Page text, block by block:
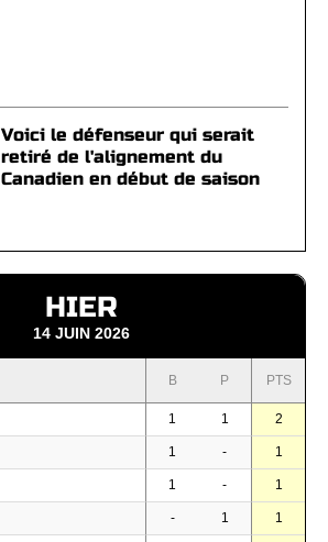
Voici le défenseur qui serait
retiré de l'alignement du
Canadien en début de saison
HIER
14 JUIN 2026
B P PTS
1 1 2
1 - 1
1 - 1
- 1 1